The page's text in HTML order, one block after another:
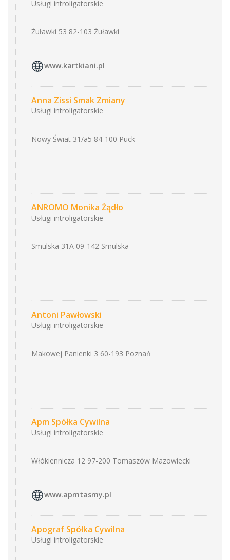
Usługi introligatorskie
Żuławki 53 82-103 Żuławki
www.kartkiani.pl
Anna Zissi Smak Zmiany
Usługi introligatorskie
Nowy Świat 31/a5 84-100 Puck
ANROMO Monika Żądło
Usługi introligatorskie
Smulska 31A 09-142 Smulska
Antoni Pawłowski
Usługi introligatorskie
Makowej Panienki 3 60-193 Poznań
Apm Spółka Cywilna
Usługi introligatorskie
Włókiennicza 12 97-200 Tomaszów Mazowiecki
www.apmtasmy.pl
Apograf Spółka Cywilna
Usługi introligatorskie